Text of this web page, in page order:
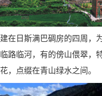
在日斯满巴碉房的四周，
路临河，有的傍山偎翠，
，点缀在青山绿水之间。